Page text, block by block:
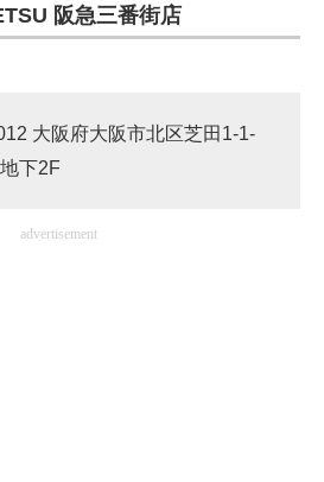
支援
イト
ア
阪急三番街店
大阪府大阪市北区芝田1-1-
下2F
advertisement